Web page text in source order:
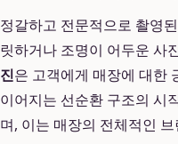
정갈하고 전문적으로 촬영
릿하거나 조명이 어두운 사
진은 고객에게 매장에 대한
이어지는 선순환 구조의 시
며, 이는 매장의 전체적인